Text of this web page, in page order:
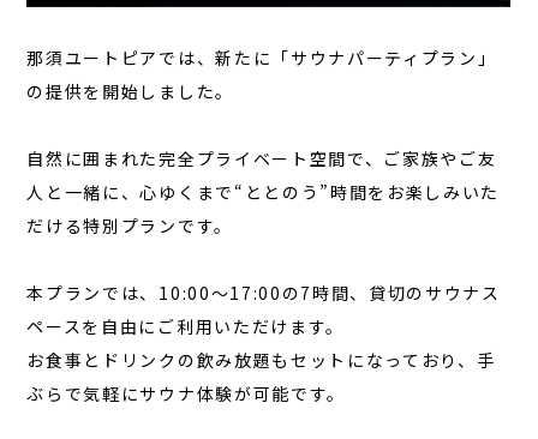
宿泊予約 サウナ予約
那須ユートピアでは、新たに「サウナパーティプラン」
の提供を開始しました。
自然に囲まれた完全プライベート空間で、ご家族やご友
人と一緒に、心ゆくまで“ととのう”時間をお楽しみいた
だける特別プランです。
本プランでは、10:00〜17:00の7時間、貸切のサウナス
ペースを自由にご利用いただけます。
お食事とドリンクの飲み放題もセットになっており、手
ぶらで気軽にサウナ体験が可能です。